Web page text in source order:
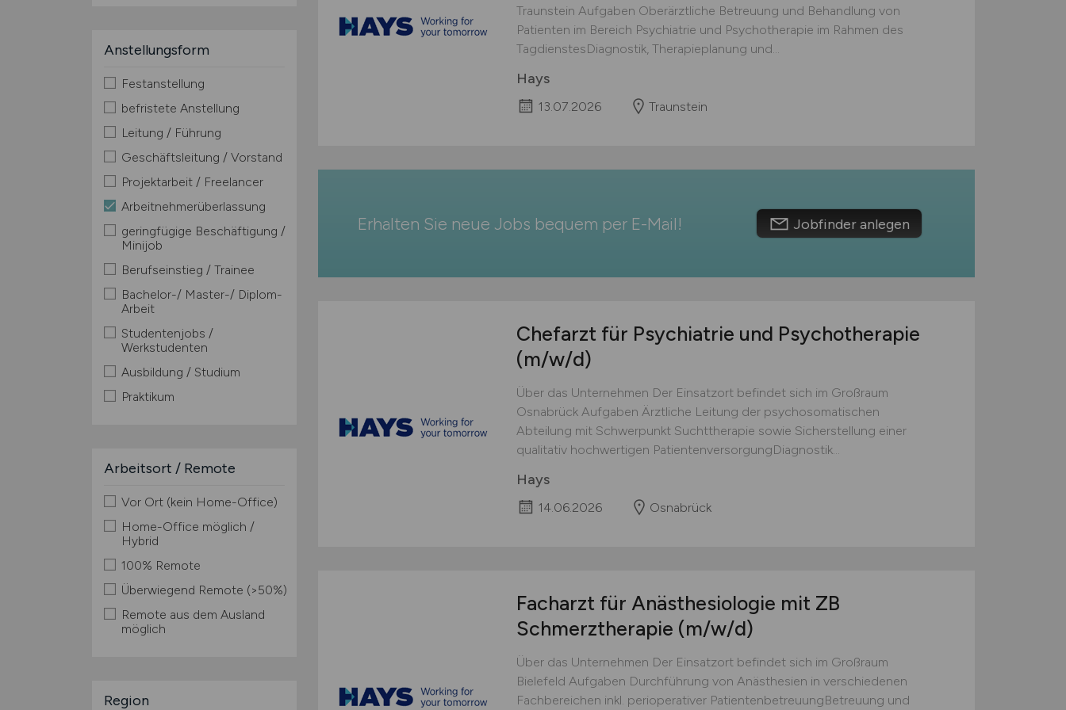
Anstellungsform
Festanstellung
befristete Anstellung
Leitung / Führung
Geschäftsleitung / Vorstand
Projektarbeit / Freelancer
Arbeitnehmerüberlassung
geringfügige Beschäftigung /
Minijob
Berufseinstieg / Trainee
Bachelor-/ Master-/ Diplom-
Arbeit
Studentenjobs /
Werkstudenten
Ausbildung / Studium
Praktikum
Arbeitsort / Remote
Vor Ort (kein Home-Office)
Home-Office möglich /
Hybrid
100% Remote
Überwiegend Remote (>50%)
Remote aus dem Ausland
möglich
Region
Traunstein Aufgaben Oberärztliche Betreuung und Behandlung von
Patienten im Bereich Psychiatrie und Psychotherapie im Rahmen des
TagdienstesDiagnostik, Therapieplanung und...
Hays
13.07.2026 Traunstein
Erhalten Sie neue Jobs bequem per E-Mail! Jobfinder anlegen
Chefarzt für Psychiatrie und Psychotherapie
(m/w/d)
Über das Unternehmen Der Einsatzort befindet sich im Großraum
Osnabrück Aufgaben Ärztliche Leitung der psychosomatischen
Abteilung mit Schwerpunkt Suchttherapie sowie Sicherstellung einer
qualitativ hochwertigen PatientenversorgungDiagnostik...
Hays
14.06.2026 Osnabrück
Facharzt für Anästhesiologie mit ZB
Schmerztherapie (m/w/d)
Über das Unternehmen Der Einsatzort befindet sich im Großraum
Bielefeld Aufgaben Durchführung von Anästhesien in verschiedenen
Fachbereichen inkl. perioperativer PatientenbetreuungBetreuung und